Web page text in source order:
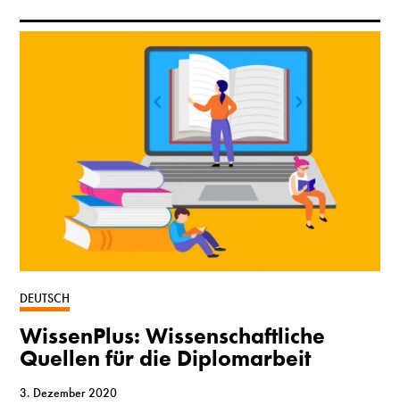
DEUTSCH
WissenPlus: Wissenschaftliche
Quellen für die Diplomarbeit
3. Dezember 2020